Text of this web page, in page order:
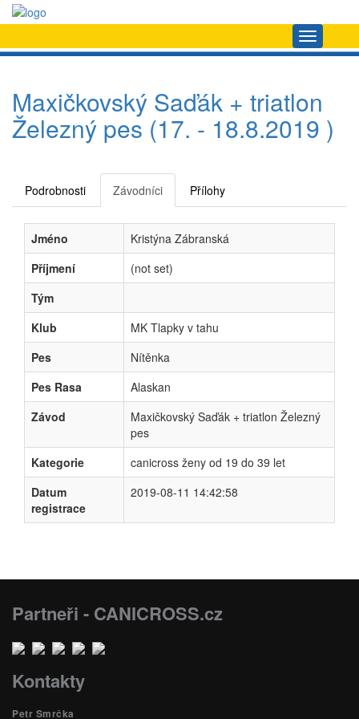
Navigace
Maxičkovský Saďák + triatlon
Železný pes (17. - 18.8.2019 )
Podrobnosti Závodníci Přílohy
Jméno
Kristýna Zábranská
Příjmení
(not set)
Tým
Klub
MK Tlapky v tahu
Pes
Nítěnka
Pes Rasa
Alaskan
Závod
Maxičkovský Saďák + triatlon Železný
pes
Kategorie
canicross ženy od 19 do 39 let
Datum
registrace
2019-08-11 14:42:58
Partneři - CANICROSS.cz
Kontakty
Petr Smrčka